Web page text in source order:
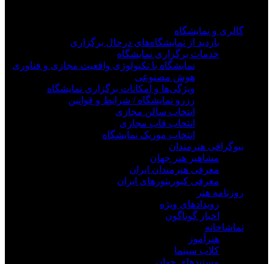
گالری و نمایشگاه
بازدید از نمایشگاه‌های درحال برگزاری
خدمات برگزاری نمایشگاه
نمایشگاه با تکنولوژی واقعیت مجازی و فناوری
هوش مصنوعی
ویژگی‌ها و امکانات برگزاری نمایشگاه
رزرو نمایشگاه / شرایط و قوانین
انتخاب سالن مجازی
انتخاب قاب مجازی
انتخاب موزیک نمایشگاه
بیوگرافی هنرمندان
مشاهیر هنر جهان
معرفی هنرمندان ایران
معرفی کیوریتورهای ایران
روزنامه هنر
رویدادهای ویژه
اخبار گوناگون
تماشاخانه
هنرآموز
کلاب سینما
مستندهای جهان